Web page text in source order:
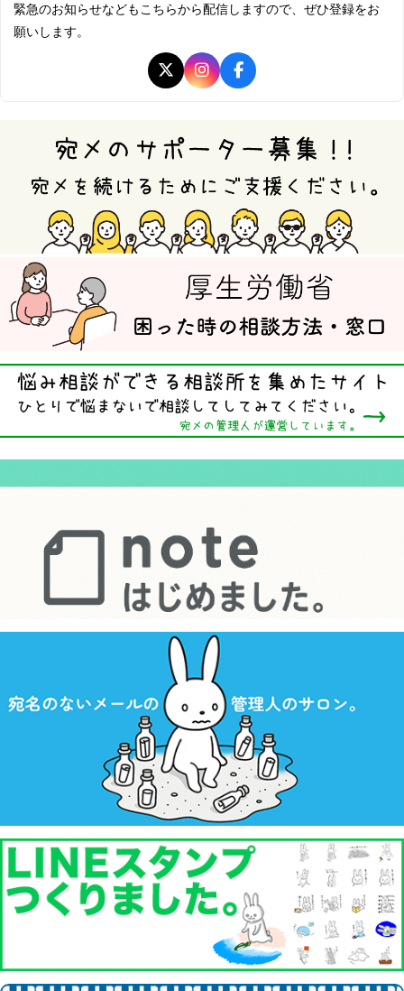
緊急のお知らせなどもこちらから配信しますので、ぜひ登録をお
願いします。